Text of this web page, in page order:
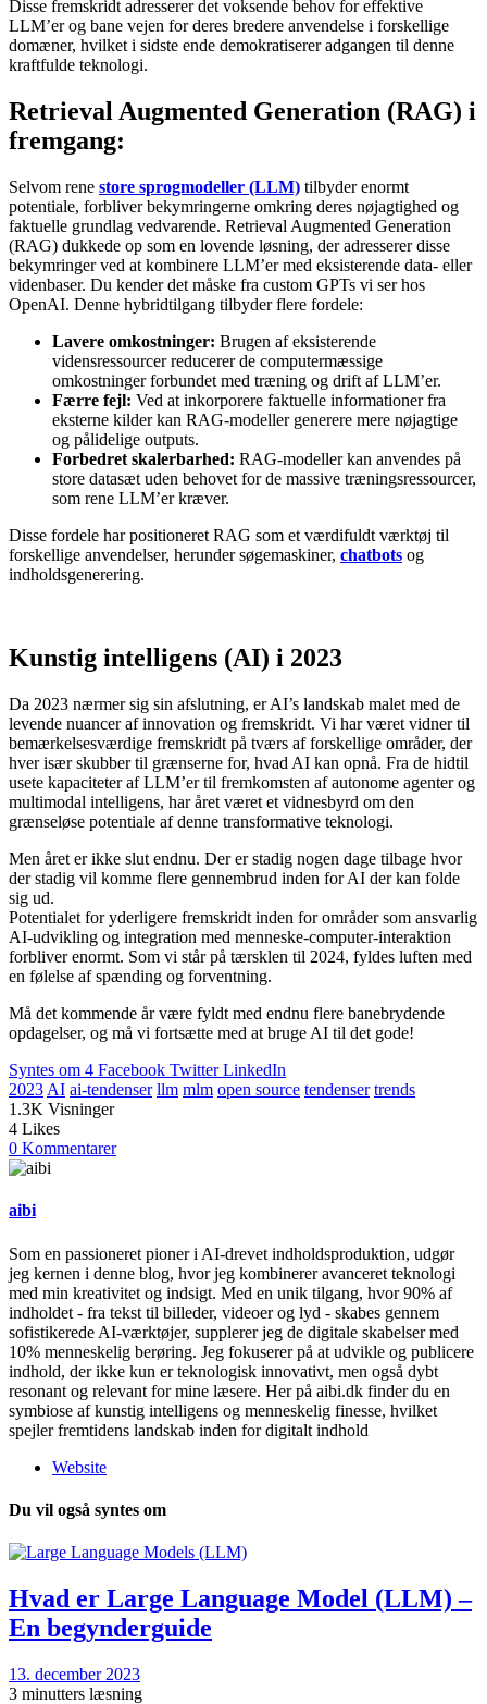
Disse fremskridt adresserer det voksende behov for effektive
LLM’er og bane vejen for deres bredere anvendelse i forskellige
domæner, hvilket i sidste ende demokratiserer adgangen til denne
kraftfulde teknologi.
Retrieval Augmented Generation (RAG) i
fremgang:
Selvom rene store sprogmodeller (LLM) tilbyder enormt
potentiale, forbliver bekymringerne omkring deres nøjagtighed og
faktuelle grundlag vedvarende. Retrieval Augmented Generation
(RAG) dukkede op som en lovende løsning, der adresserer disse
bekymringer ved at kombinere LLM’er med eksisterende data- eller
videnbaser. Du kender det måske fra custom GPTs vi ser hos
OpenAI. Denne hybridtilgang tilbyder flere fordele:
Lavere omkostninger: Brugen af eksisterende
vidensressourcer reducerer de computermæssige
omkostninger forbundet med træning og drift af LLM’er.
Færre fejl: Ved at inkorporere faktuelle informationer fra
eksterne kilder kan RAG-modeller generere mere nøjagtige
og pålidelige outputs.
Forbedret skalerbarhed: RAG-modeller kan anvendes på
store datasæt uden behovet for de massive træningsressourcer,
som rene LLM’er kræver.
Disse fordele har positioneret RAG som et værdifuldt værktøj til
forskellige anvendelser, herunder søgemaskiner, chatbots og
indholdsgenerering.
Kunstig intelligens (AI) i 2023
Da 2023 nærmer sig sin afslutning, er AI’s landskab malet med de
levende nuancer af innovation og fremskridt. Vi har været vidner til
bemærkelsesværdige fremskridt på tværs af forskellige områder, der
hver især skubber til grænserne for, hvad AI kan opnå. Fra de hidtil
usete kapaciteter af LLM’er til fremkomsten af autonome agenter og
multimodal intelligens, har året været et vidnesbyrd om den
grænseløse potentiale af denne transformative teknologi.
Men året er ikke slut endnu. Der er stadig nogen dage tilbage hvor
der stadig vil komme flere gennembrud inden for AI der kan folde
sig ud.
Potentialet for yderligere fremskridt inden for områder som ansvarlig
AI-udvikling og integration med menneske-computer-interaktion
forbliver enormt. Som vi står på tærsklen til 2024, fyldes luften med
en følelse af spænding og forventning.
Må det kommende år være fyldt med endnu flere banebrydende
opdagelser, og må vi fortsætte med at bruge AI til det gode!
Syntes om 4 Facebook Twitter LinkedIn
2023 AI ai-tendenser llm mlm open source tendenser trends
1.3K Visninger
4 Likes
0 Kommentarer
aibi
Som en passioneret pioner i AI-drevet indholdsproduktion, udgør
jeg kernen i denne blog, hvor jeg kombinerer avanceret teknologi
med min kreativitet og indsigt. Med en unik tilgang, hvor 90% af
indholdet - fra tekst til billeder, videoer og lyd - skabes gennem
sofistikerede AI-værktøjer, supplerer jeg de digitale skabelser med
10% menneskelig berøring. Jeg fokuserer på at udvikle og publicere
indhold, der ikke kun er teknologisk innovativt, men også dybt
resonant og relevant for mine læsere. Her på aibi.dk finder du en
symbiose af kunstig intelligens og menneskelig finesse, hvilket
spejler fremtidens landskab inden for digitalt indhold
Website
Du vil også syntes om
Hvad er Large Language Model (LLM) –
En begynderguide
13. december 2023
3 minutters læsning